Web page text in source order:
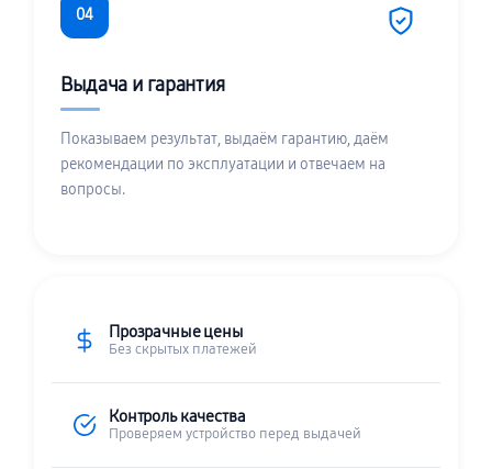
04
Выдача и гарантия
Показываем результат, выдаём гарантию, даём
рекомендации по эксплуатации и отвечаем на
вопросы.
Прозрачные цены
Без скрытых платежей
Контроль качества
Проверяем устройство перед выдачей